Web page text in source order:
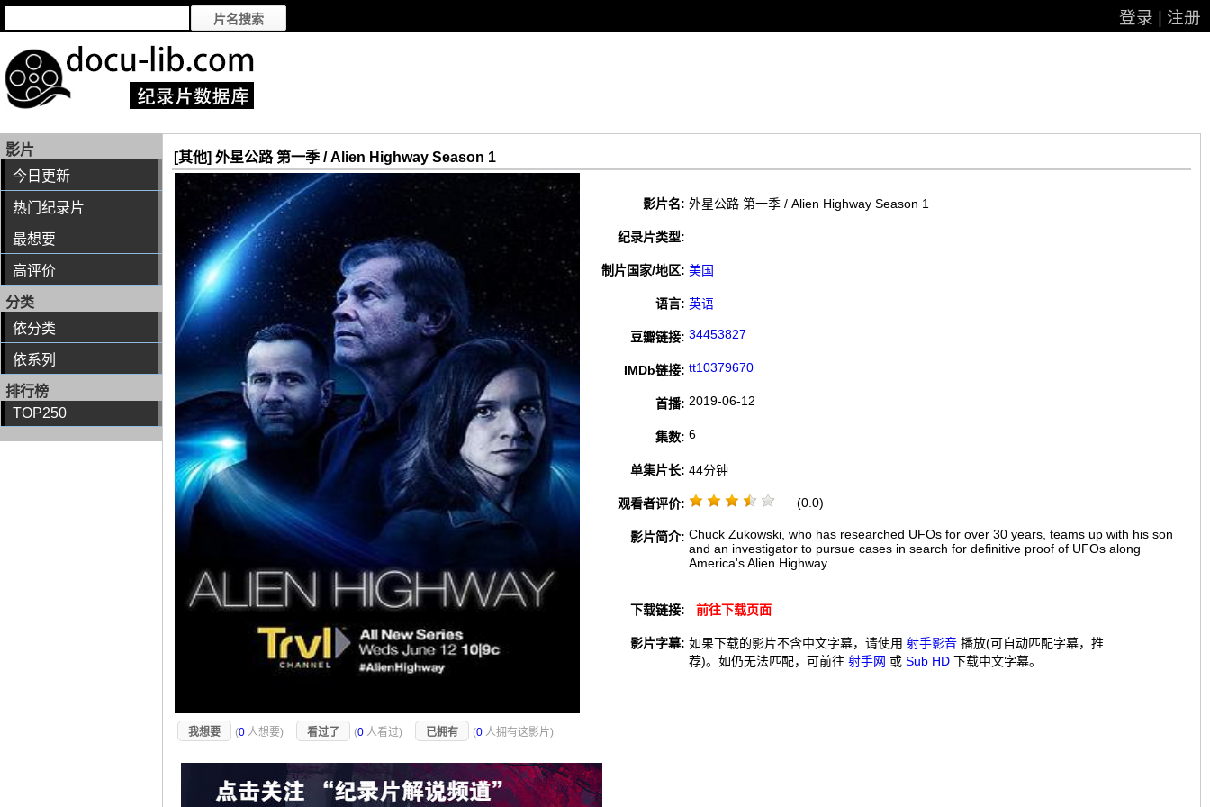
登录 注册
影片
今日更新
热门纪录片
最想要
高评价
分类
依分类
依系列
排行榜
TOP250
[其他] 外星公路 第一季 / Alien Highway Season 1
影片名: 外星公路 第一季 / Alien Highway Season 1
纪录片类型:
制片国家/地区: 美国
语言: 英语
豆瓣链接: 34453827
IMDb链接: tt10379670
首播: 2019-06-12
集数: 6
单集片长: 44分钟
观看者评价: (0.0)
影片简介: Chuck Zukowski, who has researched UFOs for over 30 years, teams up with his son
and an investigator to pursue cases in search for definitive proof of UFOs along
America's Alien Highway.
下载链接: 前往下载页面
影片字幕: 如果下载的影片不含中文字幕，请使用 射手影音 播放(可自动匹配字幕，推
荐)。如仍无法匹配，可前往 射手网 或 Sub HD 下载中文字幕。
我想要 (0 人想要) 看过了 (0 人看过) 已拥有 (0 人拥有这影片)